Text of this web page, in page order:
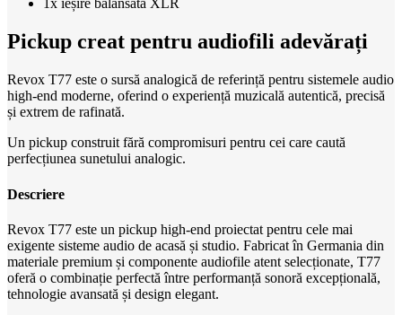
1x ieșire balansată XLR
Pickup creat pentru audiofili adevărați
Revox T77 este o sursă analogică de referință pentru sistemele audio
high-end moderne, oferind o experiență muzicală autentică, precisă
și extrem de rafinată.
Un pickup construit fără compromisuri pentru cei care caută
perfecțiunea sunetului analogic.
Descriere
Revox T77 este un pickup high-end proiectat pentru cele mai
exigente sisteme audio de acasă și studio. Fabricat în Germania din
materiale premium și componente audiofile atent selecționate, T77
oferă o combinație perfectă între performanță sonoră excepțională,
tehnologie avansată și design elegant.